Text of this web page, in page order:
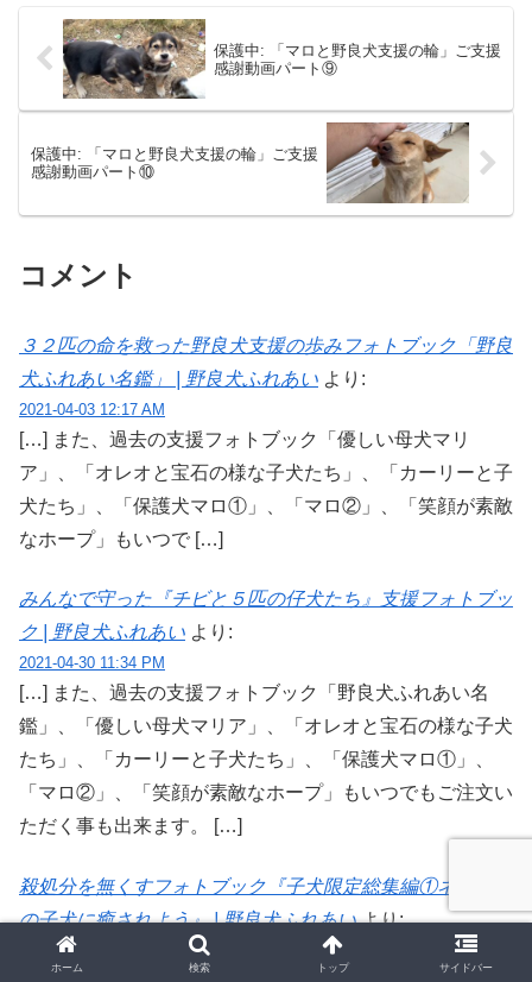
保護中: 「マロと野良犬支援の輪」ご支援
感謝動画パート⑨
保護中: 「マロと野良犬支援の輪」ご支援
感謝動画パート⑩
コメント
３２匹の命を救った野良犬支援の歩みフォトブック「野良
犬ふれあい名鑑」 | 野良犬ふれあい より:
2021-04-03 12:17 AM
[…] また、過去の支援フォトブック「優しい母犬マリ
ア」、「オレオと宝石の様な子犬たち」、「カーリーと子
犬たち」、「保護犬マロ①」、「マロ②」、「笑顔が素敵
なホープ」もいつで […]
みんなで守った『チビと５匹の仔犬たち』支援フォトブッ
ク | 野良犬ふれあい より:
2021-04-30 11:34 PM
[…] また、過去の支援フォトブック「野良犬ふれあい名
鑑」、「優しい母犬マリア」、「オレオと宝石の様な子犬
たち」、「カーリーと子犬たち」、「保護犬マロ①」、
「マロ②」、「笑顔が素敵なホープ」もいつでもご注文い
ただく事も出来ます。 […]
殺処分を無くすフォトブック『子犬限定総集編①ネパール
の子犬に癒されよう』 | 野良犬ふれあい より:
2021-06-26 12:24 PM
ホーム 検索 トップ サイドバー